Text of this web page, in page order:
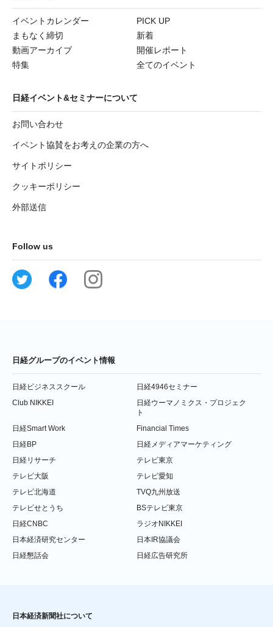
イベントカレンダー
PICK UP
まもなく締切
新着
動画アーカイブ
開催レポート
特集
全てのイベント
日経イベント&セミナーについて
お問い合わせ
イベント協賛をお考えの企業の方へ
サイトポリシー
クッキーポリシー
外部送信
Follow us
日経グループのイベント情報
日経ビジネススクール
日経4946セミナー
Club NIKKEI
日経ウーマノミクス・プロジェク
ト
日経Smart Work
Financial Times
日経BP
日経メディアマーケティング
日経リサーチ
テレビ東京
テレビ大阪
テレビ愛知
テレビ北海道
TVQ九州放送
テレビせとうち
BSテレビ東京
日経CNBC
ラジオNIKKEI
日本経済研究センター
日本IR協議会
日経懇話会
日経広告研究所
日本経済新聞社について